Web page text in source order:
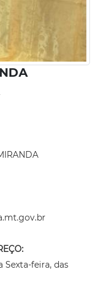
Sexta-feira, das